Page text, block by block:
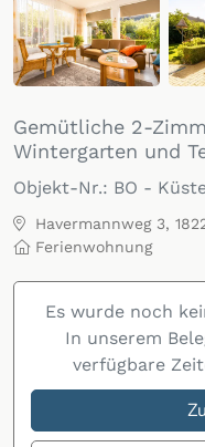
Gemütliche 2-
Wintergarten und
Objekt-Nr.: BO -
Havermannweg 3,
Ferienwohnung
Es wurde noch
In unserem
verfügbare